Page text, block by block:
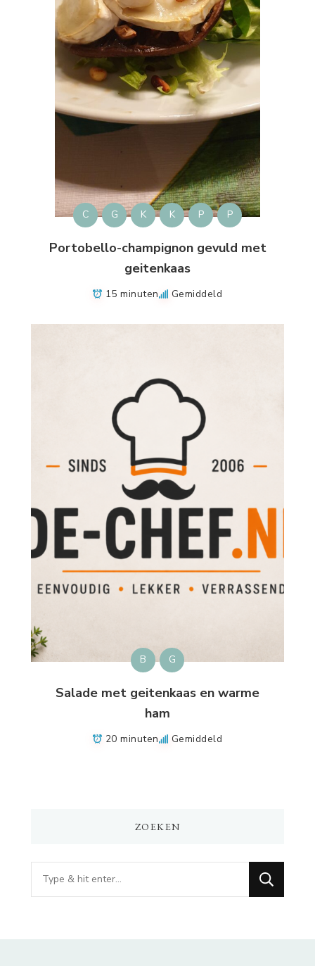
C G K K P P
Portobello-champignon gevuld met
geitenkaas
15 minuten Gemiddeld
B G
Salade met geitenkaas en warme
ham
20 minuten Gemiddeld
ZOEKEN
Op
zoek